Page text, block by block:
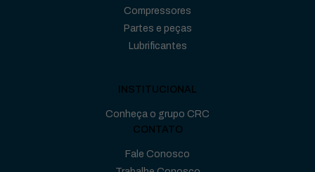
Compressores
Partes e peças
Lubrificantes
INSTITUCIONAL
Conheça o grupo CRC
CONTATO
Fale Conosco